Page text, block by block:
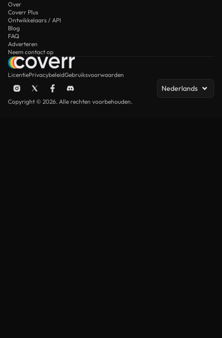
Over
Coverr Plus
Ontwikkelaars / API
Blog
FAQ
Adverteren
Neem contact op
LicentiePrivacybeleidGebruiksvoorwaarden
Nederlands
Copyright © 2026. Alle rechten voorbehouden.